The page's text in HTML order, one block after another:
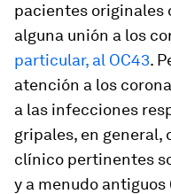
pacientes originales
alguna unión a los
particular, al OC43.
atención a los
a las infecciones
gripales, en general,
clínico pertinentes
y a menudo antiguos